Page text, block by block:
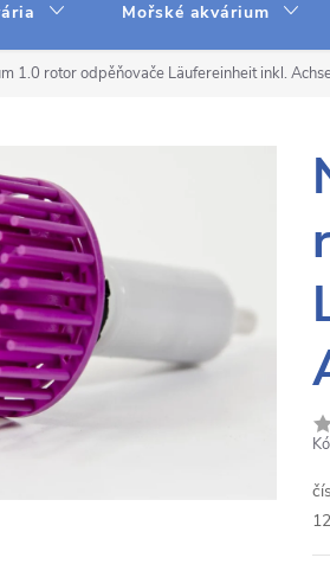
Mořské akvárium
1.0 rotor odpěňovače Läufereinheit inkl.